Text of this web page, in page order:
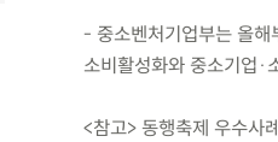
- 중소벤처기업부는 올해
소비활성화와 중소기업·
<참고> 동행축제 우수사례